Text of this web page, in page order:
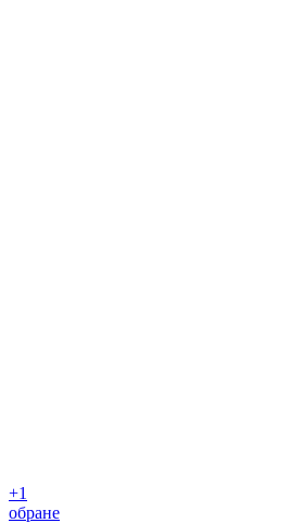
+1
обране